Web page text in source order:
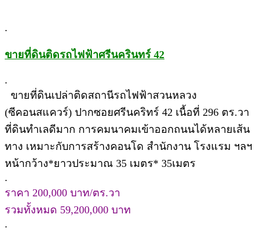
.
ขายที่ดินติดรถไฟฟ้าศรีนครินทร์ 42
.
ขายที่ดินเปล่าติดสถานีรถไฟฟ้าสวนหลวง
(ซีคอนสแควร์) ปากซอยศรีนคริทร์ 42 เนื้อที่ 296 ตร.วา
ที่ดินทำเลดีมาก การคมนาคมเข้าออกถนนได้หลายเส้น
ทาง เหมาะกับการสร้างคอนโด สำนักงาน โรงแรม ฯลฯ
หน้ากว้าง*ยาวประมาณ 35 เมตร* 35เมตร
.
ราคา 200,000 บาท/ตร.วา
รวมทั้งหมด 59,200,000 บาท
.